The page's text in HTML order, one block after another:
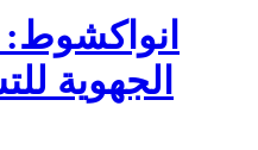
انواكشوط:
الجهوية